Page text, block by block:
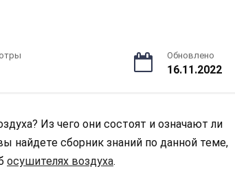
Обновлено
16.11.2022
Из чего они состоят и означают ли
найдете сборник знаний по данной теме,
осушителях воздуха.